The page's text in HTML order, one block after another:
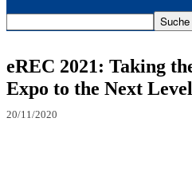
eREC 2021: Taking
Expo to the Next
20/11/2020